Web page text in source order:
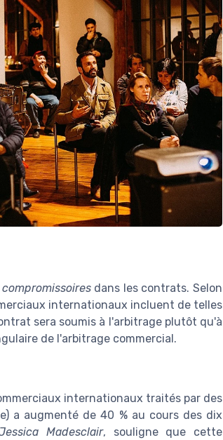
dans les contrats. Selon
internationaux incluent de telles
sera soumis à l'arbitrage plutôt qu'à
de l'arbitrage commercial.
internationaux traités par des
a augmenté de 40 % au cours des dix
Madesclair, souligne que cette